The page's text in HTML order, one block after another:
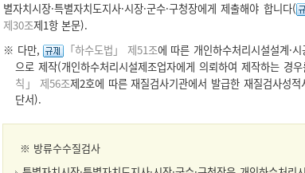
별자치시장·특별자치도지사·시장·군수·구청장에게 제출해야 합니다(
제30조제1항 본문).
※ 다만,
「하수도법」 제51조에 따른 개인하수처리시설설계·
으로 제작(개인하수처리시설제조업자에게 의뢰하여 제작하는 경
칙」 제56조제2호에 따른 재질검사기관에서 발급한 재질검사성
단서).
※ 방류수수질검사